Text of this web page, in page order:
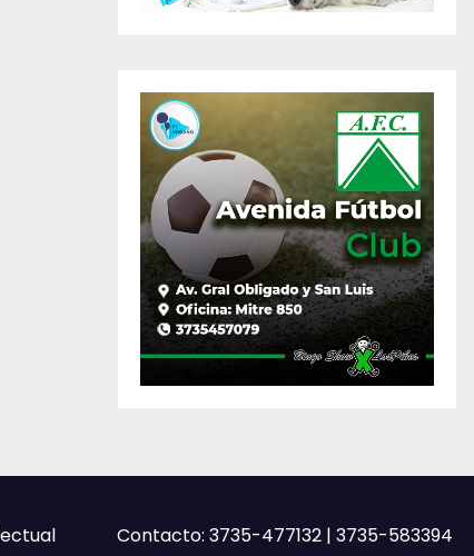
Contacto: 3735-477132 | 3735-583394